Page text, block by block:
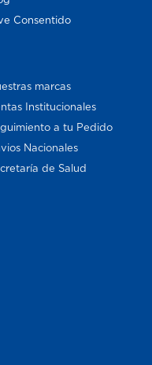
Consentido
marcas
Institucionales
a tu Pedido
Nacionales
de Salud